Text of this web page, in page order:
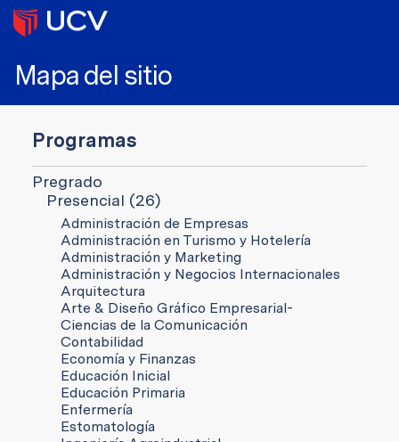
Mapa del sitio
Programas
Pregrado
Presencial (26)
Administración de Empresas
Administración en Turismo y Hotelería
Administración y Marketing
Administración y Negocios Internacionales
Arquitectura
Arte & Diseño Gráfico Empresarial-
Ciencias de la Comunicación
Contabilidad
Economía y Finanzas
Educación Inicial
Educación Primaria
Enfermería
Estomatología